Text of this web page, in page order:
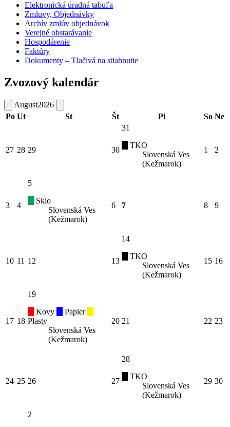
Elektronická úradná tabuľa
Zmluvy, Objednávky
Archív zmlúv objednávok
Verejné obstarávanie
Hospodárenie
Faktúry
Dokumenty – Tlačivá na stiahnutie
Zvozový kalendár
August2026
Po Ut St Št Pi So Ne
27 28 29 30
31
TKO
Slovenská Ves
(Kežmarok)
1 2
3 4
5
Sklo
Slovenská Ves
(Kežmarok)
6 7 8 9
10 11 12 13
14
TKO
Slovenská Ves
(Kežmarok)
15 16
17 18
19
Kovy
Papier
Plasty
Slovenská Ves
(Kežmarok)
20 21 22 23
24 25 26 27
28
TKO
Slovenská Ves
(Kežmarok)
29 30
2